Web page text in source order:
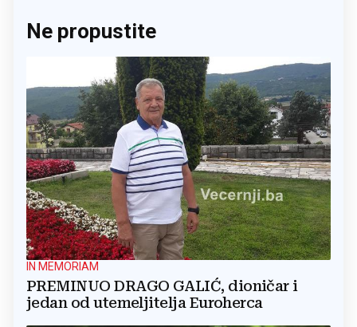
Ne propustite
IN MEMORIAM
PREMINUO DRAGO GALIĆ, dioničar i
jedan od utemeljitelja Euroherca